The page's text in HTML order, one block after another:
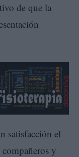
de que la
satisfacción el
y